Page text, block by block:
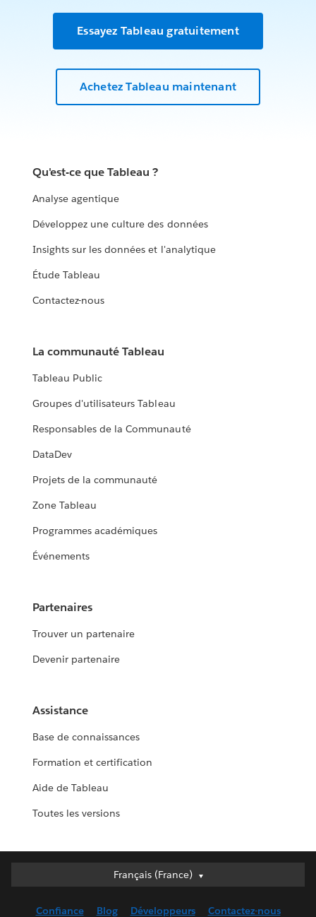
Essayez Tableau gratuitement
Achetez Tableau maintenant
Qu'est-ce que Tableau ?
Analyse agentique
Développez une culture des données
Insights sur les données et l'analytique
Étude Tableau
Contactez-nous
La communauté Tableau
Tableau Public
Groupes d'utilisateurs Tableau
Responsables de la Communauté
DataDev
Projets de la communauté
Zone Tableau
Programmes académiques
Événements
Partenaires
Trouver un partenaire
Devenir partenaire
Assistance
Base de connaissances
Formation et certification
Aide de Tableau
Toutes les versions
Français (France)
Français (France)
English (UK)
Confiance Blog Développeurs Contactez-nous